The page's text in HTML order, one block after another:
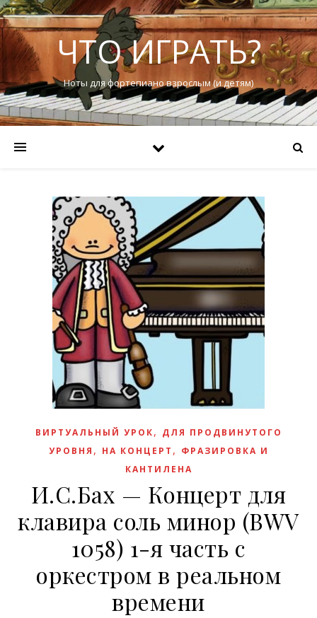
ЧТО ИГРАТЬ?
Ноты для фортепиано взрослым (и детям)
ВИРТУАЛЬНЫЙ УРОК, ДЛЯ ПРОДВИНУТОГО
УРОВНЯ , НА КОНЦЕРТ , ФРАЗИРОВКА И
КАНТИЛЕНА
И.С.Бах — Концерт для
клавира соль минор (BWV
1058) 1-я часть с
оркестром в реальном
времени